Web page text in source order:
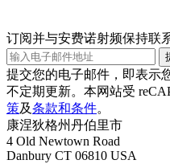
订阅并与安费诺射频保持联
提交您的电子邮件，即表示
不定期更新。本网站受
策及条款和条件。
康涅狄格州丹伯里市
4 Old Newtown Road
Danbury CT 06810 USA